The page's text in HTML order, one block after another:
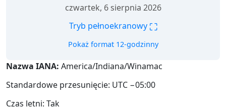
czwartek, 6 sierpnia 2026
Tryb pełnoekranowy ⛶
Pokaż format 12-godzinny
Nazwa IANA: America/Indiana/Winamac
Standardowe przesunięcie: UTC −05:00
Czas letni: Tak